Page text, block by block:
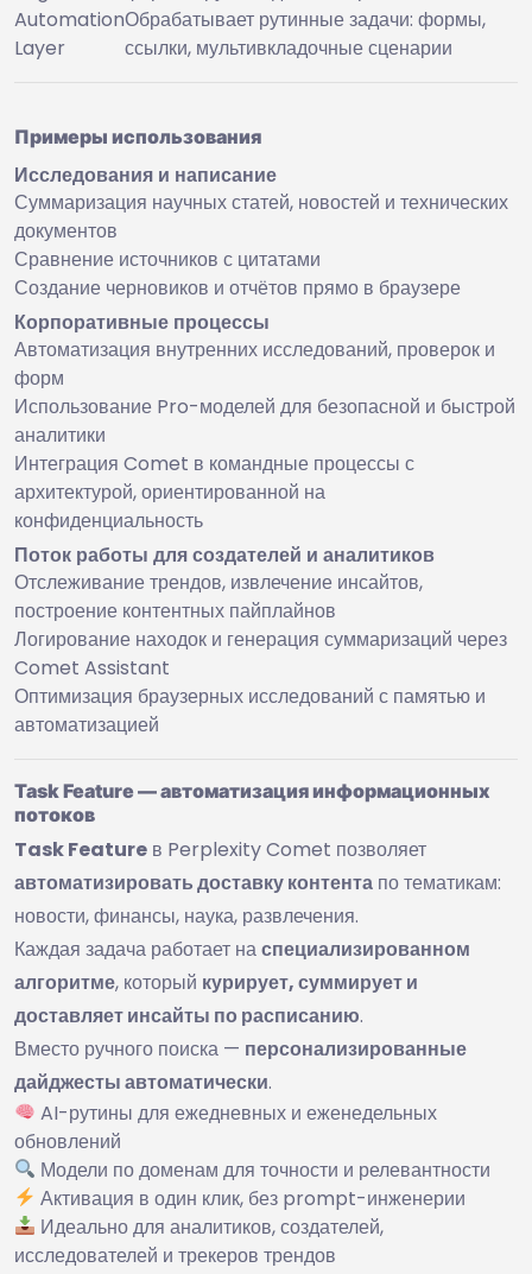
Automation
Layer
Обрабатывает рутинные задачи: формы,
ссылки, мультивкладочные сценарии
Примеры использования
Исследования и написание
Суммаризация научных статей, новостей и технических
документов
Сравнение источников с цитатами
Создание черновиков и отчётов прямо в браузере
Корпоративные процессы
Автоматизация внутренних исследований, проверок и
форм
Использование Pro-моделей для безопасной и быстрой
аналитики
Интеграция Comet в командные процессы с
архитектурой, ориентированной на
конфиденциальность
Поток работы для создателей и аналитиков
Отслеживание трендов, извлечение инсайтов,
построение контентных пайплайнов
Логирование находок и генерация суммаризаций через
Comet Assistant
Оптимизация браузерных исследований с памятью и
автоматизацией
Task Feature — автоматизация информационных
потоков
Task Feature в Perplexity Comet позволяет
автоматизировать доставку контента по тематикам:
новости, финансы, наука, развлечения.
Каждая задача работает наспециализированном
алгоритме, который курирует, суммирует и
доставляет инсайты по расписанию.
Вместо ручного поиска — персонализированные
дайджесты автоматически.
AI-рутины для ежедневных и еженедельных
обновлений
Модели по доменам для точности и релевантности
Активация в один клик, без prompt-инженерии
Идеально для аналитиков, создателей,
исследователей и трекеров трендов